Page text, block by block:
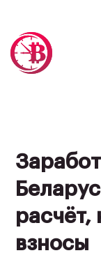
расчёт,
взносы